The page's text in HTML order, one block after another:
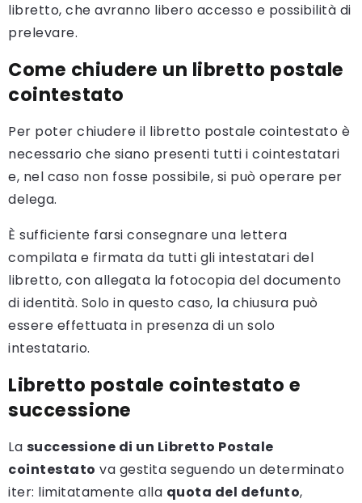
libretto, che avranno libero accesso e possibilità di
prelevare.
Come chiudere un libretto postale
cointestato
Per poter chiudere il libretto postale cointestato è
necessario che siano presenti tutti i cointestatari
e, nel caso non fosse possibile, si può operare per
delega.
È sufficiente farsi consegnare una lettera
compilata e firmata da tutti gli intestatari del
libretto, con allegata la fotocopia del documento
di identità. Solo in questo caso, la chiusura può
essere effettuata in presenza di un solo
intestatario.
Libretto postale cointestato e
successione
La successione di un Libretto Postale
cointestato va gestita seguendo un determinato
iter: limitatamente alla quota del defunto,